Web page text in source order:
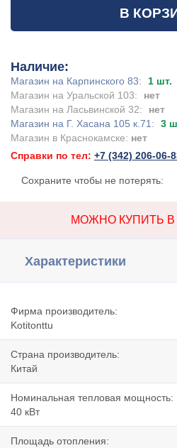
В
Наличие:
Магазин на Карпинского 83:
1 шт.
Магазин на Уральской 103:
нет
Магазин на Ласьвинской 32:
нет
Магазин на Г. Хасана 105 к.71:
3
Магазин в Краснокамске: нет
Справки по тел: +7 (342) 206-06-
Сохраните чтобы не потерять:
МОЖНО КУПИТЬ В
Характеристики
Фирма производитель:
Kotitonttu
Страна производитель:
Китай
Номинальная тепловая мощность:
40 кВт
Площадь отопления: